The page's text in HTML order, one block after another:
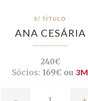
S/ TÍTULO
ANA CESÁRIA
240€
Sócios: 169€ ou 3M